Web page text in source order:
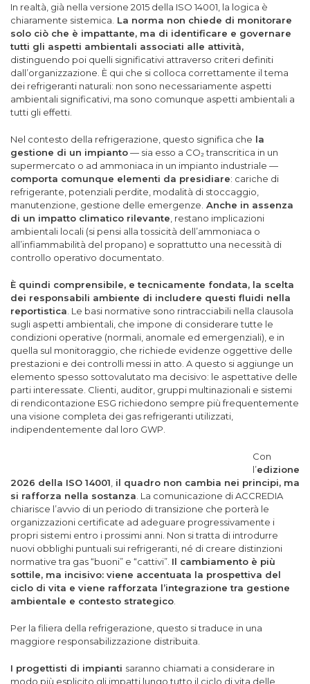
In realtà, già nella versione 2015 della ISO 14001, la logica è
chiaramente sistemica. La norma non chiede di monitorare
solo ciò che è impattante, ma di identificare e governare
tutti gli aspetti ambientali associati alle attività,
distinguendo poi quelli significativi attraverso criteri definiti
dall’organizzazione. È qui che si colloca correttamente il tema
dei refrigeranti naturali: non sono necessariamente aspetti
ambientali significativi, ma sono comunque aspetti ambientali a
tutti gli effetti.
Nel contesto della refrigerazione, questo significa che la
gestione di un impianto— sia esso a CO₂ transcritica in un
supermercato o ad ammoniaca in un impianto industriale —
comporta comunque elementi da presidiare: cariche di
refrigerante, potenziali perdite, modalità di stoccaggio,
manutenzione, gestione delle emergenze. Anche in assenza
di un impatto climatico rilevante , restano implicazioni
ambientali locali (si pensi alla tossicità dell’ammoniaca o
all’infiammabilità del propano) e soprattutto una necessità di
controllo operativo documentato.
È quindi comprensibile, e tecnicamente fondata, la scelta
dei responsabili ambiente di includere questi fluidi nella
reportistica . Le basi normative sono rintracciabili nella clausola
sugli aspetti ambientali, che impone di considerare tutte le
condizioni operative (normali, anomale ed emergenziali), e in
quella sul monitoraggio, che richiede evidenze oggettive delle
prestazioni e dei controlli messi in atto. A questo si aggiunge un
elemento spesso sottovalutato ma decisivo: le aspettative delle
parti interessate. Clienti, auditor, gruppi multinazionali e sistemi
di rendicontazione ESG richiedono sempre più frequentemente
una visione completa dei gas refrigeranti utilizzati,
indipendentemente dal loro GWP.
Con
l’edizione
2026 della ISO 14001 il quadro non cambia nei principi, ma
si rafforza nella sostanza . La comunicazione di ACCREDIA
chiarisce l’avvio di un periodo di transizione che porterà le
organizzazioni certificate ad adeguare progressivamente i
propri sistemi entro i prossimi anni. Non si tratta di introdurre
nuovi obblighi puntuali sui refrigeranti, né di creare distinzioni
normative tra gas “buoni” e “cattivi”. Il cambiamento è più
sottile, ma incisivo: viene accentuata la prospettiva del
ciclo di vita e viene rafforzata l’integrazione tra gestione
ambientale e contesto strategico
Per la filiera della refrigerazione, questo si traduce in una
maggiore responsabilizzazione distribuita.
I progettisti di impianti saranno chiamati a considerare in
modo più esplicito gli impatti lungo tutto il ciclo di vita delle